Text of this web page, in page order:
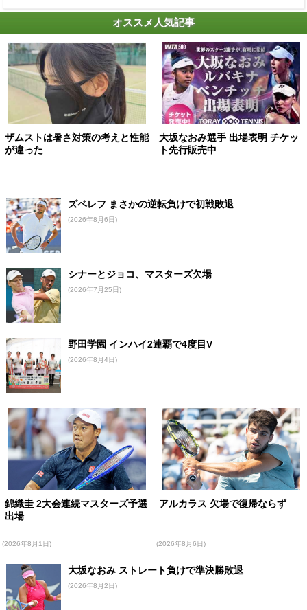
オススメ人気記事
ザムストは暑さ対策の考えと性能
が違った
大坂なおみ選手 出場表明 チケッ
ト先行販売中
ズベレフ まさかの逆転負けで初戦敗退
(2026年8月6日)
シナーとジョコ、マスターズ欠場
(2026年7月25日)
野田学園 インハイ2連覇で4度目V
(2026年8月4日)
錦織圭 2大会連続マスターズ予選
出場
(2026年8月1日)
アルカラス 欠場で復帰ならず
(2026年8月6日)
大坂なおみ ストレート負けで準決勝敗退
(2026年8月2日)